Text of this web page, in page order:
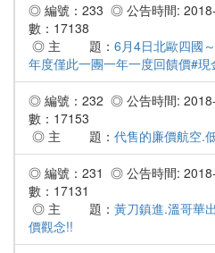
◎ 編號：233 ◎ 公告時間:
數：17138
◎ 主 題： 6月4日北歐四國
年度僅此一團一年一度回饋價#
◎ 編號：232 ◎ 公告時間:
數：17153
◎ 主 題： 代售的廉價航空.
◎ 編號：231 ◎ 公告時間:
數：17131
◎ 主 題： 黃刀鎮進.溫哥華
價觀念!!